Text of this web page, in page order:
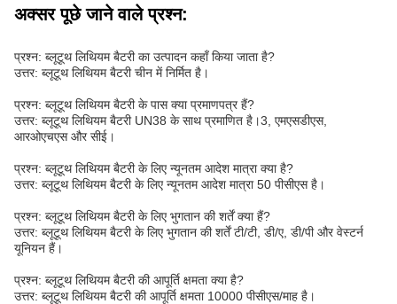
अक्सर पूछे जाने वाले प्रश्न:
प्रश्न: ब्लूटूथ लिथियम बैटरी का उत्पादन कहाँ किया जाता है?
उत्तर: ब्लूटूथ लिथियम बैटरी चीन में निर्मित है।
प्रश्न: ब्लूटूथ लिथियम बैटरी के पास क्या प्रमाणपत्र हैं?
उत्तर: ब्लूटूथ लिथियम बैटरी UN38 के साथ प्रमाणित है।3, एमएसडीएस,
आरओएचएस और सीई।
प्रश्न: ब्लूटूथ लिथियम बैटरी के लिए न्यूनतम आदेश मात्रा क्या है?
उत्तर: ब्लूटूथ लिथियम बैटरी के लिए न्यूनतम आदेश मात्रा 50 पीसीएस है।
प्रश्न: ब्लूटूथ लिथियम बैटरी के लिए भुगतान की शर्तें क्या हैं?
उत्तर: ब्लूटूथ लिथियम बैटरी के लिए भुगतान की शर्तें टी/टी, डी/ए, डी/पी और वेस्टर्न
यूनियन हैं।
प्रश्न: ब्लूटूथ लिथियम बैटरी की आपूर्ति क्षमता क्या है?
उत्तर: ब्लूटूथ लिथियम बैटरी की आपूर्ति क्षमता 10000 पीसीएस/माह है।